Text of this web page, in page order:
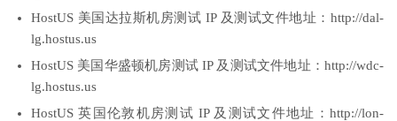
HostUS 美国达拉斯机房测试 IP 及测试文件地址：http://dal-
lg.hostus.us
HostUS 美国华盛顿机房测试 IP 及测试文件地址：http://wdc-
lg.hostus.us
HostUS 英国伦敦机房测试 IP 及测试文件地址：http://lon-